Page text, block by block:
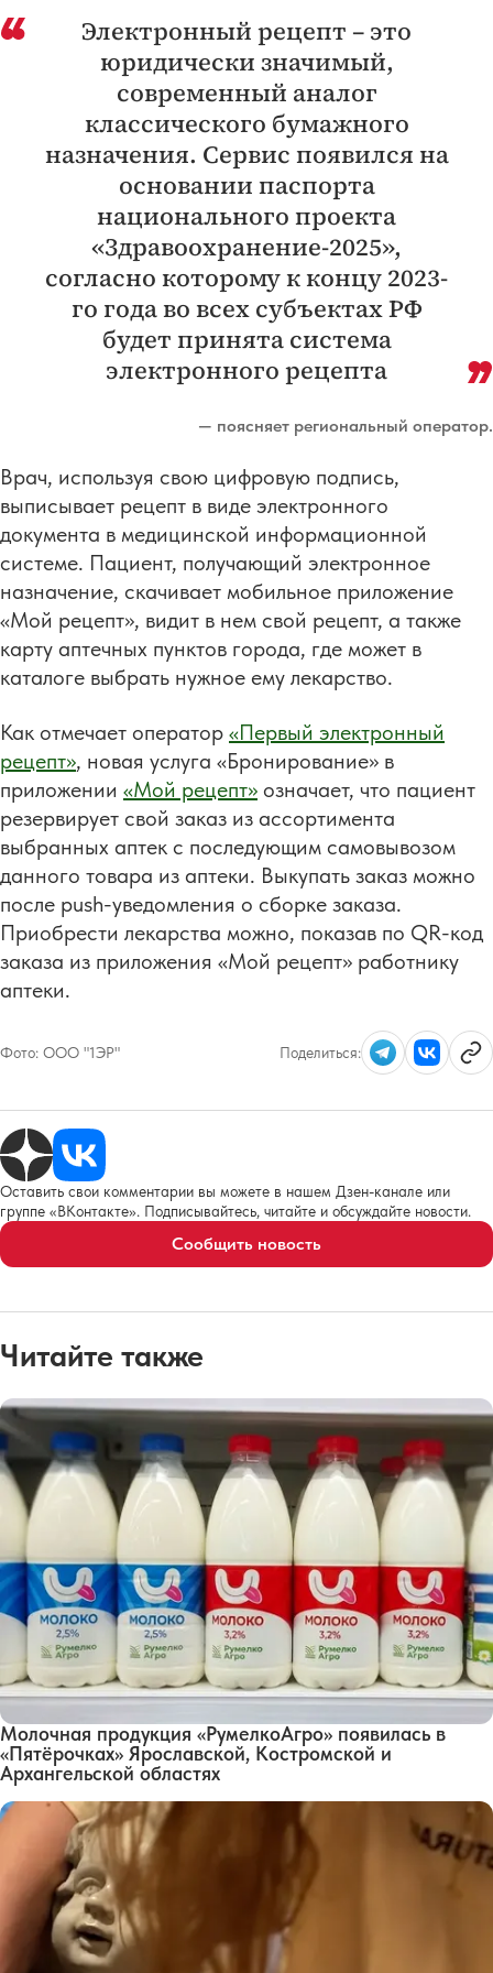
Электронный рецепт – это
юридически значимый,
современный аналог
классического бумажного
назначения. Сервис появился на
основании паспорта
национального проекта
«Здравоохранение-2025»,
согласно которому к концу 2023-
го года во всех субъектах РФ
будет принята система
электронного рецепта
— поясняет региональный оператор.
Врач, используя свою цифровую подпись,
выписывает рецепт в виде электронного
документа в медицинской информационной
системе. Пациент, получающий электронное
назначение, скачивает мобильное приложение
«Мой рецепт», видит в нем свой рецепт, а также
карту аптечных пунктов города, где может в
каталоге выбрать нужное ему лекарство.
Как отмечает оператор «Первый электронный
рецепт», новая услуга «Бронирование» в
приложении «Мой рецепт» означает, что пациент
резервирует свой заказ из ассортимента
выбранных аптек с последующим самовывозом
данного товара из аптеки. Выкупать заказ можно
после push-уведомления о сборке заказа.
Приобрести лекарства можно, показав по QR-код
заказа из приложения «Мой рецепт» работнику
аптеки.
Фото: ООО "1ЭР" Поделиться:
Оставить свои комментарии вы можете в нашем Дзен-канале или
группе «ВКонтакте». Подписывайтесь, читайте и обсуждайте новости.
Сообщить новость
Читайте также
Молочная продукция «РумелкоАгро» появилась в
«Пятёрочках» Ярославской, Костромской и
Архангельской областях